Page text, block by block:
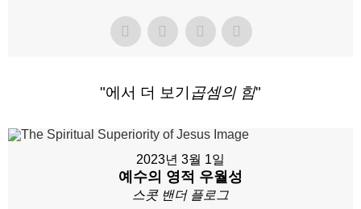
"에서 더 보기 곱셈의 힘"
2023년 3월 1일
예수의 영적 우월성
스콧 밴더 플로그